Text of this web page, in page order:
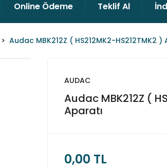
Online Ödeme Teklif Al
Audac MBK212Z ( HS212MK2-HS212TMK2 )
AUDAC
Audac MBK212Z (
Aparatı
0,00 TL